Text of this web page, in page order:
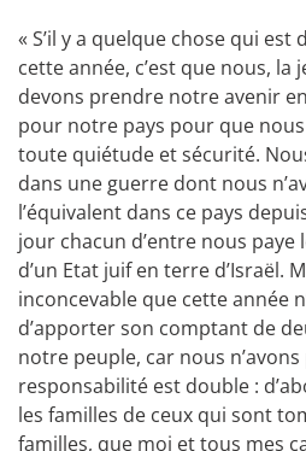
« S’il y a quelque chose qui
cette année, c’est que nous, la
devons prendre notre avenir
pour notre pays pour que
toute quiétude et sécurité.
dans une guerre dont nous
l’équivalent dans ce pays
jour chacun d’entre nous paye
d’un Etat juif en terre d’Israël.
inconcevable que cette année
d’apporter son comptant de
notre peuple, car nous
responsabilité est double :
les familles de ceux qui sont
familles, que moi et tous mes